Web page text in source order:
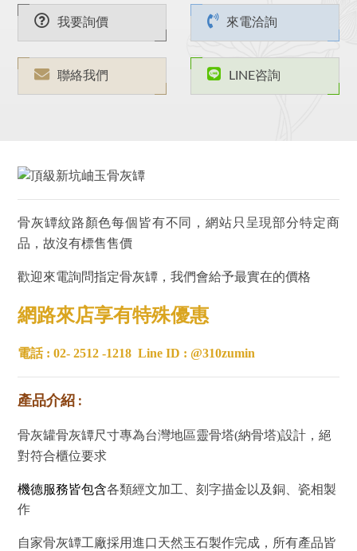
我要詢價 來電洽詢
聯絡我們 LINE咨詢
骨灰罈紋路顏色每個皆有不同，網站只呈現部分特定商
品，故沒有標售售價
歡迎來電詢問指定骨灰罈，我們會給予最實在的價格
網路來店享有特殊優惠
電話 : 02- 2512 -1218 Line ID : @310zumin
產品介紹 :
骨灰罐骨灰罈尺寸專為台灣地區靈骨塔(納骨塔)設計，絕
對符合櫃位要求
機德服務皆包含各類經文加工、刻字描金以及銅、瓷相製
作
自家骨灰罈工廠採用進口天然玉石製作完成，所有產品皆